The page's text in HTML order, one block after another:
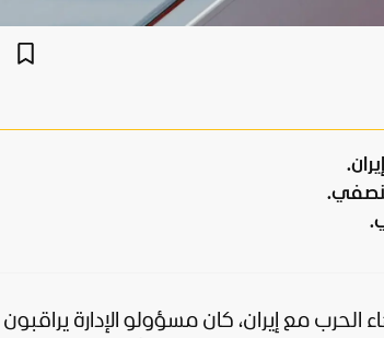
الحرب مع إيران، كان مسؤولو الإدارة